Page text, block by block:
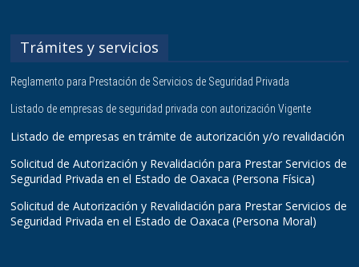
Trámites y servicios
Reglamento para Prestación de Servicios de Seguridad Privada
Listado de empresas de seguridad privada con autorización Vigente
Listado de empresas en trámite de autorización y/o revalidación
Solicitud de Autorización y Revalidación para Prestar Servicios de
Seguridad Privada en el Estado de Oaxaca (Persona Física)
Solicitud de Autorización y Revalidación para Prestar Servicios de
Seguridad Privada en el Estado de Oaxaca (Persona Moral)